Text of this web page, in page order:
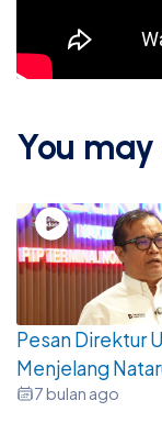
You
Pesan Direktur
Menjelang
7 bulan ago